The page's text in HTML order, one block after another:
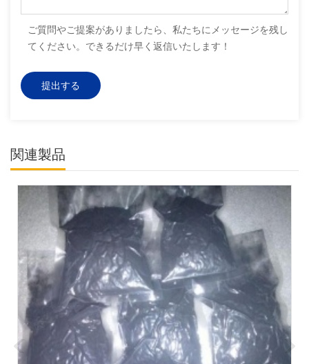
ご質問やご提案がありましたら、私たちにメッセージを残し
てください。できるだけ早く返信いたします！
関連製品